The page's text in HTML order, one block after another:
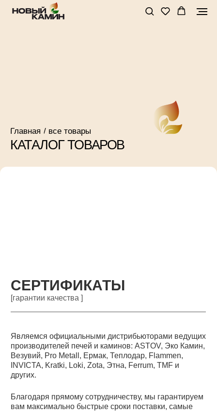
СЕРТИФИКАТЫ
[гарантии качества ]
Являемся официальными дистрибьюторами ведущих
производителей печей и каминов: ASTOV, Эко Камин,
Везувий, Pro Metall, Ермак, Теплодар, Flammen,
INVICTA, Kratki, Loki, Zota, Этна, Ferrum, TMF и
других.
Благодаря прямому сотрудничеству, мы гарантируем
вам максимально быстрые сроки поставки, самые